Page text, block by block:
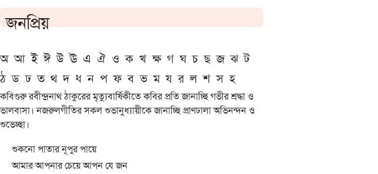
জনপ্রিয়
অ আ ই ঈ উ ঊ এ ঐ ও ক খ ক্ষ গ ঘ চ ছ জ ঝ ট
ঠ ড ঢ ত থ দ ধ ন প ফ ব ভ ম য র ল শ স হ
কবিগুরু রবীন্দ্রনাথ ঠাকুরের মৃত্যুবার্ষিকীতে কবির প্রতি জানাচ্ছি গভীর শ্রদ্ধা ও
ভালবাসা। নজরুলগীতির সকল শুভানুধ্যায়ীকে জানাচ্ছি প্রাণঢালা অভিনন্দন ও
শুভেচ্ছা।
শুকনো পাতার নূপুর পায়ে
আমার আপনার চেয়ে আপন যে জন